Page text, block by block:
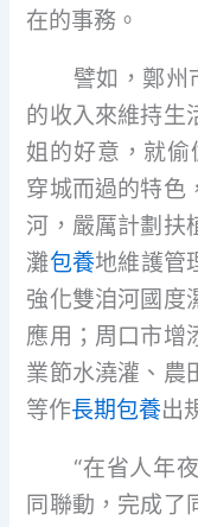
在的事務。
譬如，鄭州市
的收入來維持生
姐的好意，就偷
穿城而過的特色
河，嚴厲計劃扶
灘包養地維護管
強化雙洎河國度
應用；周口市增
業節水澆灌、農
等作長期包養出
“在省人年夜
同聯動，完成了